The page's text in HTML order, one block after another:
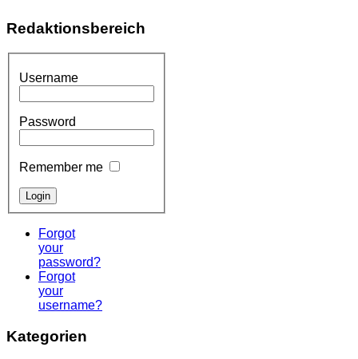
Redaktionsbereich
Username
Password
Remember me
Forgot
your
password?
Forgot
your
username?
Kategorien